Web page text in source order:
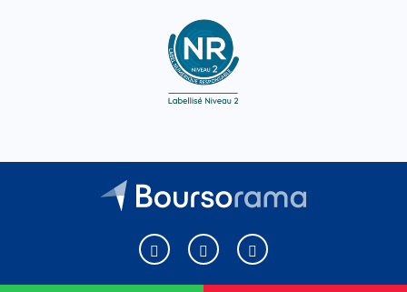
Boursorama sur Facebook
Boursorama sur XBoursorama sur